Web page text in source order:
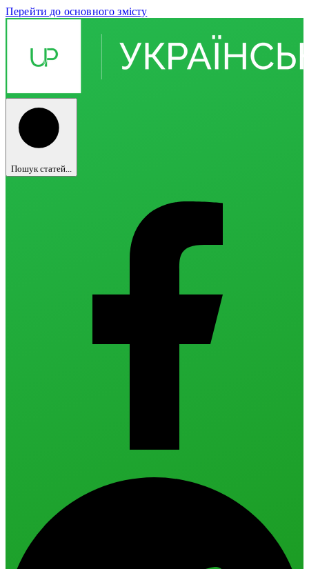
Перейти до основного змісту
Пошук статей...